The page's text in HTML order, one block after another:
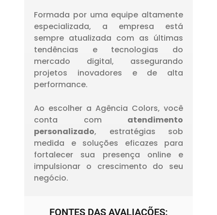
Formada por uma equipe altamente
especializada, a empresa está
sempre atualizada com as últimas
tendências e tecnologias do
mercado digital, assegurando
projetos inovadores e de alta
performance.
Ao escolher a Agência Colors, você
conta com atendimento
personalizado, estratégias sob
medida e soluções eficazes para
fortalecer sua presença online e
impulsionar o crescimento do seu
negócio.
FONTES DAS AVALIAÇÕES: